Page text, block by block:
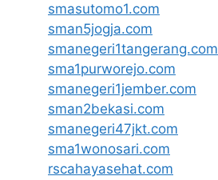
smasutomo1.com
sman5jogja.com
smanegeri1tangerang.com
sma1purworejo.com
smanegeri1jember.com
sman2bekasi.com
smanegeri47jkt.com
sma1wonosari.com
rscahayasehat.com